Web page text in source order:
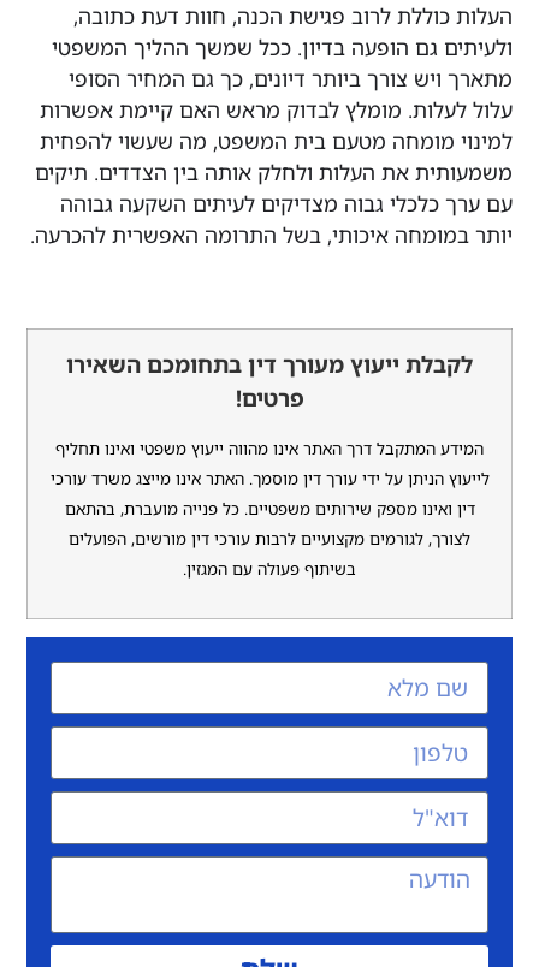
לרוב פגישת הכנה, חוות דעת כתובה,
גם הופעה בדיון. ככל שמשך ההליך המשפטי
צורך ביותר דיונים, כך גם המחיר הסופי
מומלץ לבדוק מראש האם קיימת אפשרות
מומחה מטעם בית המשפט, מה שעשוי להפחית
את העלות ולחלק אותה בין הצדדים. תיקים
גבוה מצדיקים לעיתים השקעה גבוהה
איכותי, בשל התרומה האפשרית להכרעה.
ייעוץ מעורך דין בתחומכם השאירו
המתקבל דרך האתר אינו מהווה ייעוץ משפטי ואינו תחליף
הניתן על ידי עורך דין מוסמך. האתר אינו מייצג משרד עורכי
מספק שירותים משפטיים. כל פנייה מועברת, בהתאם
לגורמים מקצועיים לרבות עורכי דין מורשים, הפועלים
בשיתוף פעולה עם המגזין.